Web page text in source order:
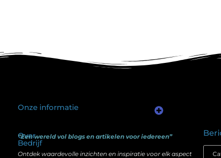
Over
Bedrijf
“Een wereld vol blogs en artikelen voor iedereen”
Ontdek waardevolle inzichten en inspiratie voor elk aspect
Onze informatie